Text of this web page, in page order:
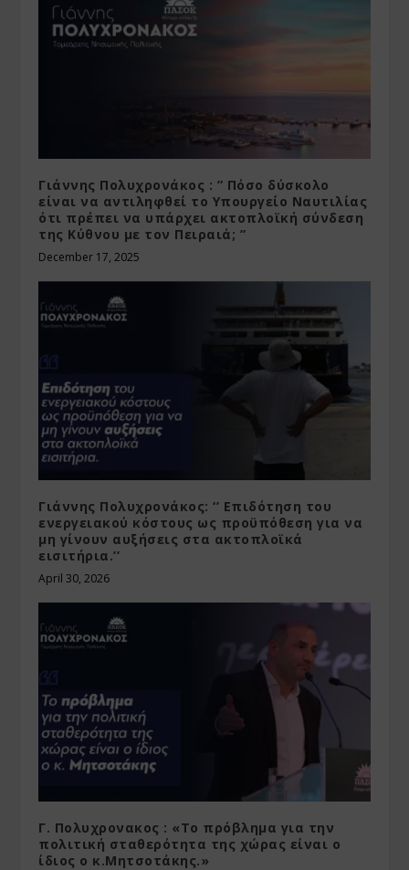
Γιάννης Πολυχρονάκος : ” Πόσο δύσκολο
είναι να αντιληφθεί το Υπουργείο Ναυτιλίας
ότι πρέπει να υπάρχει ακτοπλοϊκή σύνδεση
της Κύθνου με τον Πειραιά; ”
December 17, 2025
Γιάννης Πολυχρονάκος: ‘’ Επιδότηση του
ενεργειακού κόστους ως προϋπόθεση για να
μη γίνουν αυξήσεις στα ακτοπλοϊκά
εισιτήρια.’’
April 30, 2026
Γ. Πολυχρονακος : «Το πρόβλημα για την
πολιτική σταθερότητα της χώρας είναι ο
ίδιος ο κ.Μητσοτάκης.»